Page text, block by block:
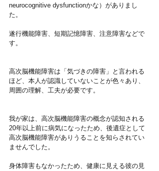
neurocognitive dysfunctionかな）がありまし
た。
遂行機能障害、短期記憶障害、注意障害などで
す。
高次脳機能障害は「気づきの障害」と言われる
ほど、本人が認識していないことが色々あり、
周囲の理解、工夫が必要です。
我が家は、高次脳機能障害の概念が認知される
20年以上前に病気になったため、後遺症として
高次脳機能障害がありうることを知らされてい
ませんでした。
身体障害もなかったため、健康に見える彼の見